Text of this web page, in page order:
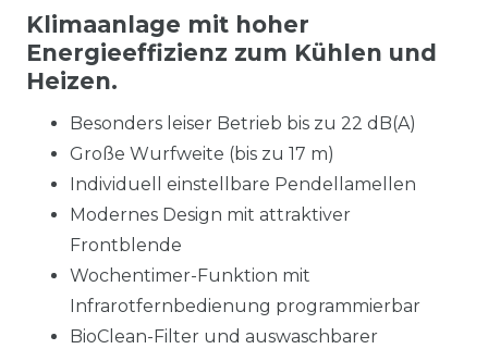
Klimaanlage mit hoher
Energieeffizienz zum Kühlen und
Heizen.
Besonders leiser Betrieb bis zu 22 dB(A)
Große Wurfweite (bis zu 17 m)
Individuell einstellbare Pendellamellen
Modernes Design mit attraktiver
Frontblende
Wochentimer-Funktion mit
Infrarotfernbedienung programmierbar
BioClean-Filter und auswaschbarer